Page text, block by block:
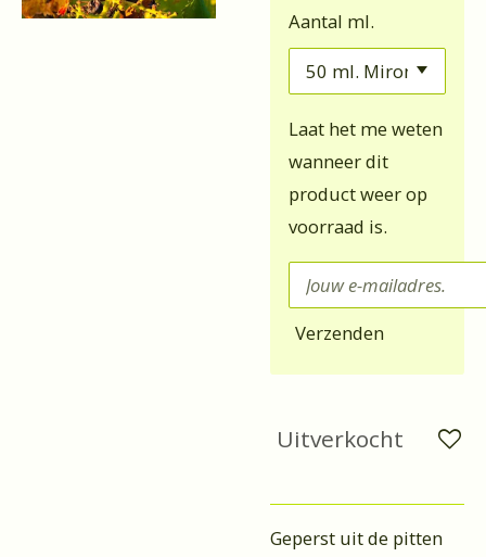
Aantal ml.
Laat het me weten
wanneer dit
product weer op
voorraad is.
Verzenden
Uitverkocht
Geperst uit de pitten